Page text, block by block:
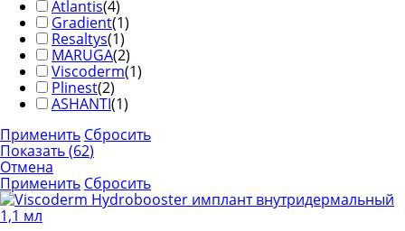
Atlantis(4)
Gradient(1)
Resaltys(1)
MARUGA(2)
Viscoderm(1)
Plinest(2)
ASHANTI(1)
Применить Сбросить
Показать(62)
Отмена
Применить Сбросить